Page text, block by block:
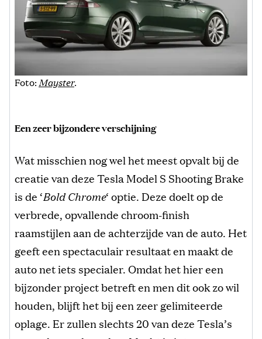
Foto:Mayster.
Een zeer bijzondere verschijning
Wat misschien nog wel het meest opvalt bij de
creatie van deze Tesla Model S Shooting Brake
is de ‘Bold Chrome‘ optie. Deze doelt op de
verbrede, opvallende chroom-finish
raamstijlen aan de achterzijde van de auto. Het
geeft een spectaculair resultaat en maakt de
auto net iets specialer. Omdat het hier een
bijzonder project betreft en men dit ook zo wil
houden, blijft het bij een zeer gelimiteerde
oplage. Er zullen slechts 20 van deze Tesla’s